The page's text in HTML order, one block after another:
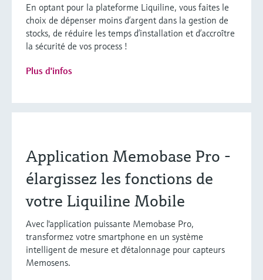
En optant pour la plateforme Liquiline, vous faites le
choix de dépenser moins d’argent dans la gestion de
stocks, de réduire les temps d’installation et d’accroître
la sécurité de vos process !
Plus d'infos
Application Memobase Pro -
élargissez les fonctions de
votre Liquiline Mobile
Avec l'application puissante Memobase Pro,
transformez votre smartphone en un système
intelligent de mesure et d'étalonnage pour capteurs
Memosens.